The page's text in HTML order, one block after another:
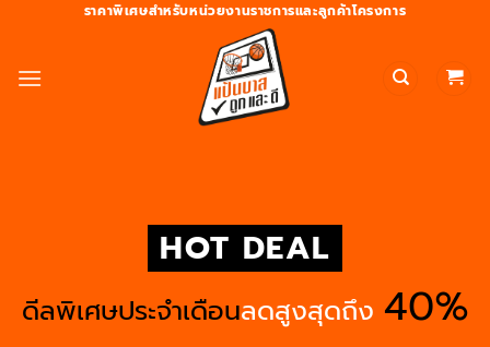
ยัง
เนื้อหา
ราคาพิเศษสำหรับหน่วยงานราชการและลูกค้าโครงการ
HOT DEAL
ดีลพิเศษประจำเดือนลดสูงสุดถึง 40%